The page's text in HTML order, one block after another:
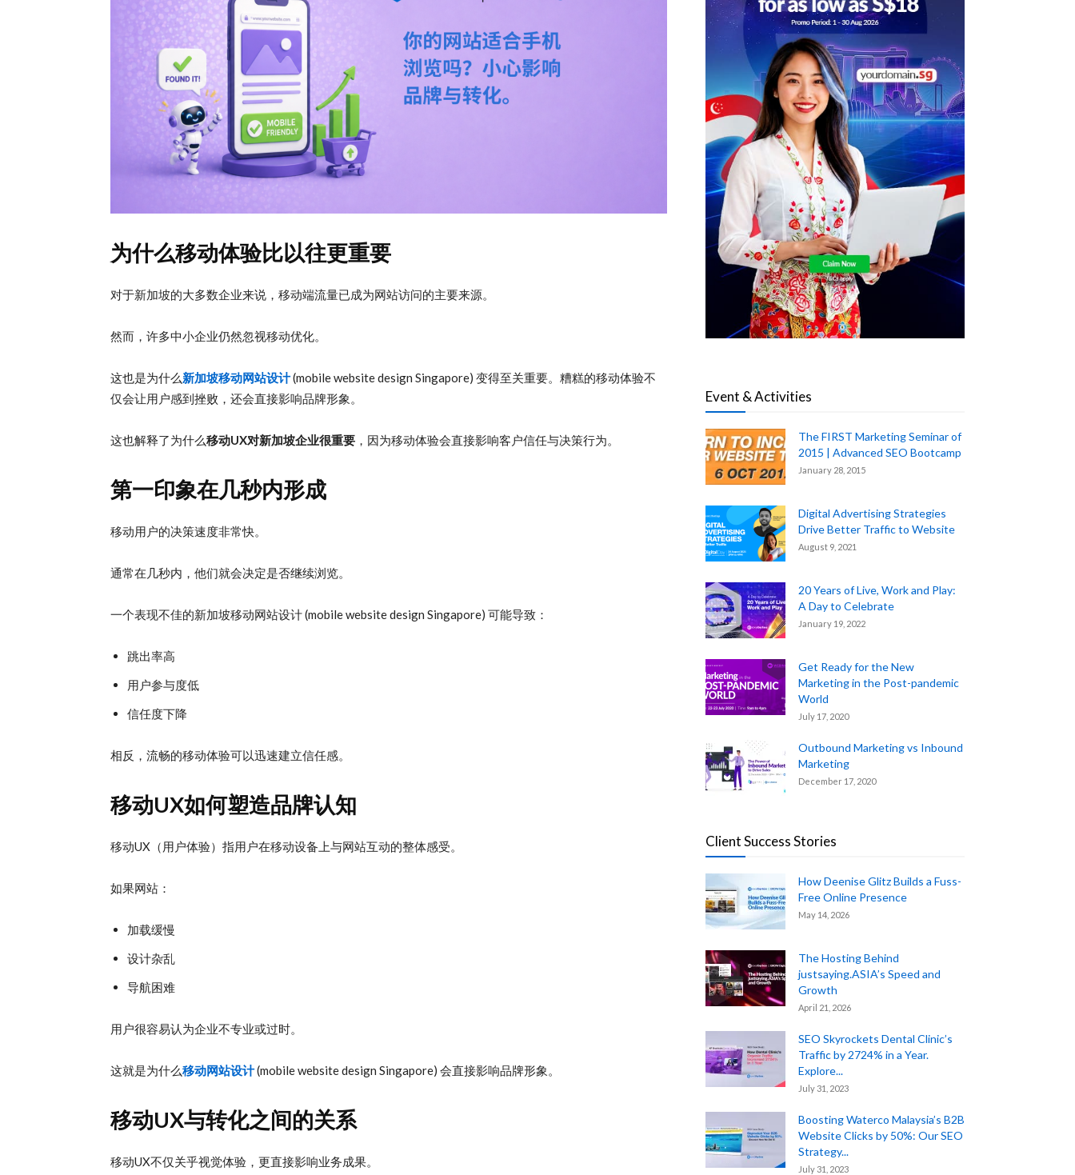
为什么移动体验比以往更重要
对于新加坡的大多数企业来说，移动端流量已成为网站访问的主要来源。
然而，许多中小企业仍然忽视移动优化。
这也是为什么新加坡移动网站设计(mobile website design Singapore) 变得至关重要。糟糕的移动体验不
仅会让用户感到挫败，还会直接影响品牌形象。
这也解释了为什么移动UX对新加坡企业很重要 ，因为移动体验会直接影响客户信任与决策行为。
第一印象在几秒内形成
移动用户的决策速度非常快。
通常在几秒内，他们就会决定是否继续浏览。
一个表现不佳的新加坡移动网站设计 (mobile website design Singapore) 可能导致：
跳出率高
用户参与度低
信任度下降
相反，流畅的移动体验可以迅速建立信任感。
移动UX如何塑造品牌认知
移动UX（用户体验）指用户在移动设备上与网站互动的整体感受。
如果网站：
加载缓慢
设计杂乱
导航困难
用户很容易认为企业不专业或过时。
这就是为什么移动网站设计(mobile website design Singapore) 会直接影响品牌形象。
移动UX与转化之间的关系
移动UX不仅关乎视觉体验，更直接影响业务成果。
Event & Activities
The FIRST Marketing Seminar of
2015 | Advanced SEO Bootcamp
January 28, 2015
Digital Advertising Strategies
Drive Better Traffic to Website
August 9, 2021
20 Years of Live, Work and Play:
A Day to Celebrate
January 19, 2022
Get Ready for the New
Marketing in the Post-pandemic
World
July 17, 2020
Outbound Marketing vs Inbound
Marketing
December 17, 2020
Client Success Stories
How Deenise Glitz Builds a Fuss-
Free Online Presence
May 14, 2026
The Hosting Behind
justsaying.ASIA’s Speed and
Growth
April 21, 2026
SEO Skyrockets Dental Clinic’s
Traffic by 2724% in a Year.
Explore...
July 31, 2023
Boosting Waterco Malaysia’s B2B
Website Clicks by 50%: Our SEO
Strategy...
July 31, 2023